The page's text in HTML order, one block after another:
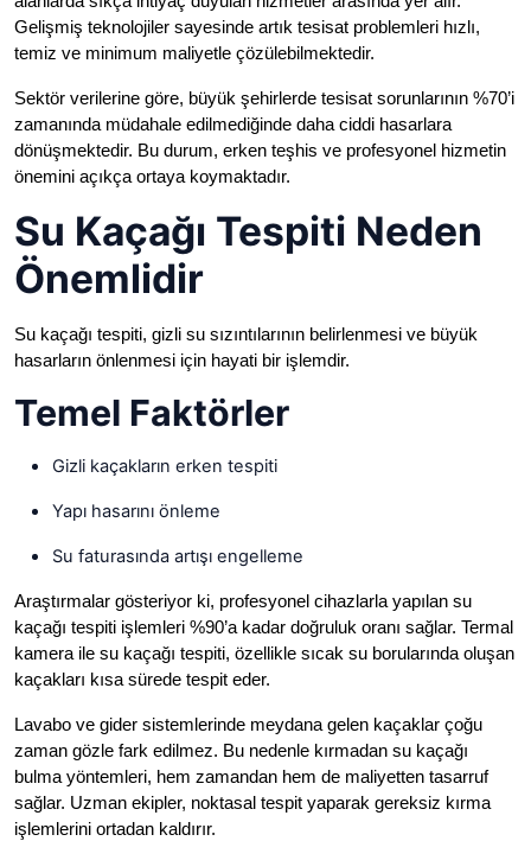
Gelişmiş teknolojiler sayesinde artık tesisat problemleri hızlı,
temiz ve minimum maliyetle çözülebilmektedir.
Sektör verilerine göre, büyük şehirlerde tesisat sorunlarının %70’i
zamanında müdahale edilmediğinde daha ciddi hasarlara
dönüşmektedir. Bu durum, erken teşhis ve profesyonel hizmetin
önemini açıkça ortaya koymaktadır.
Su Kaçağı Tespiti Neden
Önemlidir
Su kaçağı tespiti, gizli su sızıntılarının belirlenmesi ve büyük
hasarların önlenmesi için hayati bir işlemdir.
Temel Faktörler
Gizli kaçakların erken tespiti
Yapı hasarını önleme
Su faturasında artışı engelleme
Araştırmalar gösteriyor ki, profesyonel cihazlarla yapılan su
kaçağı tespiti işlemleri %90’a kadar doğruluk oranı sağlar. Termal
kamera ile su kaçağı tespiti, özellikle sıcak su borularında oluşan
kaçakları kısa sürede tespit eder.
Lavabo ve gider sistemlerinde meydana gelen kaçaklar çoğu
zaman gözle fark edilmez. Bu nedenle kırmadan su kaçağı
bulma yöntemleri, hem zamandan hem de maliyetten tasarruf
sağlar. Uzman ekipler, noktasal tespit yaparak gereksiz kırma
işlemlerini ortadan kaldırır.